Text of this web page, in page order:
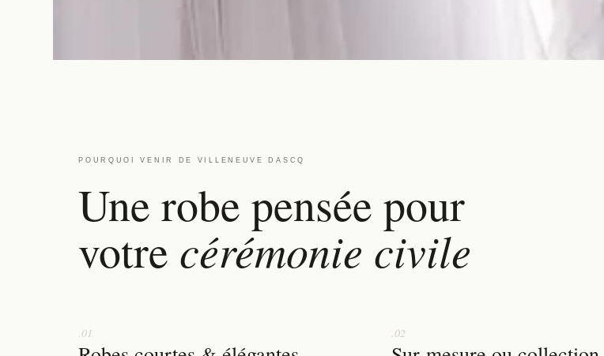
POURQUOI VENIR DE VILLENEUVE DASCQ
Une robe pensée pour
votre cérémonie civile
.01 .02